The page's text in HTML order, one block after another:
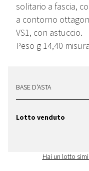
solitario a fascia,
a contorno
VS1, con astuccio.
Peso g 14,40
BASE D'ASTA
Lotto venduto
Hai un lotto